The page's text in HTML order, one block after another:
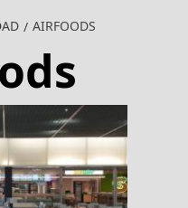
AIRFOODS